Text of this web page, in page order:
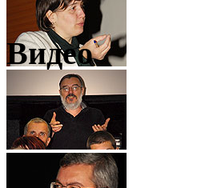
Видео